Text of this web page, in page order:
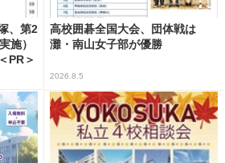
、第2
施）
PR＞
高校囲碁全国大会、団体戦は
灘・南山女子部が優勝
2026.8.5